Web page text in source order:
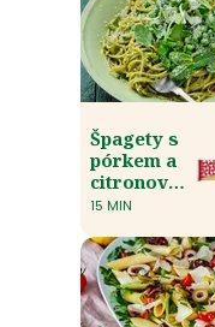
Špagety s
pórkem a
citronovou
omáčkou
15 MIN